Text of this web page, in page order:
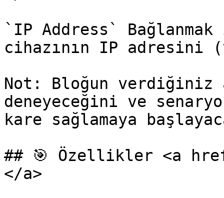
`IP Address`
cihazının IP adresini
Not: Bloğun verdiğiniz
deneyeceğini ve
kare sağlamaya
## 🎯 Özellikler <a
</a>